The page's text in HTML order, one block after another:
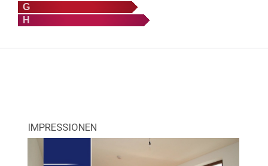
G
H
IMPRESSIONEN